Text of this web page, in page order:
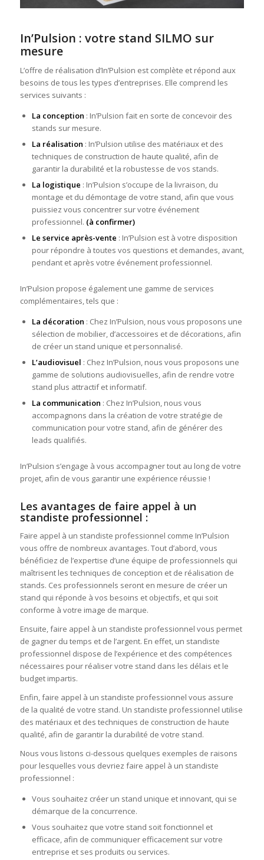
In’Pulsion : votre stand SILMO sur
mesure
L’offre de réalisation d’In’Pulsion est complète et répond aux
besoins de tous les types d’entreprises. Elle comprend les
services suivants :
La conception : In’Pulsion fait en sorte de concevoir des
stands sur mesure.
La réalisation : In’Pulsion utilise des matériaux et des
techniques de construction de haute qualité, afin de
garantir la durabilité et la robustesse de vos stands.
La logistique : In’Pulsion s’occupe de la livraison, du
montage et du démontage de votre stand, afin que vous
puissiez vous concentrer sur votre événement
professionnel. (à confirmer)
Le service après-vente : In’Pulsion est à votre disposition
pour répondre à toutes vos questions et demandes, avant,
pendant et après votre événement professionnel.
In’Pulsion propose également une gamme de services
complémentaires, tels que :
La décoration : Chez In’Pulsion, nous vous proposons une
sélection de mobilier, d’accessoires et de décorations, afin
de créer un stand unique et personnalisé.
L’audiovisuel : Chez In’Pulsion, nous vous proposons une
gamme de solutions audiovisuelles, afin de rendre votre
stand plus attractif et informatif.
La communication : Chez In’Pulsion, nous vous
accompagnons dans la création de votre stratégie de
communication pour votre stand, afin de générer des
leads qualifiés.
In’Pulsion s’engage à vous accompagner tout au long de votre
projet, afin de vous garantir une expérience réussie !
Les avantages de faire appel à un
standiste professionnel :
Faire appel à un standiste professionnel comme In’Pulsion
vous offre de nombreux avantages. Tout d’abord, vous
bénéficiez de l’expertise d’une équipe de professionnels qui
maîtrisent les techniques de conception et de réalisation de
stands. Ces professionnels seront en mesure de créer un
stand qui réponde à vos besoins et objectifs, et qui soit
conforme à votre image de marque.
Ensuite, faire appel à un standiste professionnel vous permet
de gagner du temps et de l’argent. En effet, un standiste
professionnel dispose de l’expérience et des compétences
nécessaires pour réaliser votre stand dans les délais et le
budget impartis.
Enfin, faire appel à un standiste professionnel vous assure
de la qualité de votre stand. Un standiste professionnel utilise
des matériaux et des techniques de construction de haute
qualité, afin de garantir la durabilité de votre stand.
Nous vous listons ci-dessous quelques exemples de raisons
pour lesquelles vous devriez faire appel à un standiste
professionnel :
Vous souhaitez créer un stand unique et innovant, qui se
démarque de la concurrence.
Vous souhaitez que votre stand soit fonctionnel et
efficace, afin de communiquer efficacement sur votre
entreprise et ses produits ou services.